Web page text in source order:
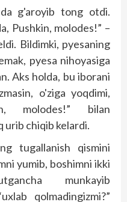
g'aroyib tong otdi.
Pushkin, molodes!” –
Bildimki, pyesaning
pyesa nihoyasiga
Aks holda, bu iborani
o'ziga yoqdimi,
molodes!” bilan
urib chiqib kelardi.
tugallanish qismini
yumib, boshimni ikki
munkayib
qolmadingizmi?”